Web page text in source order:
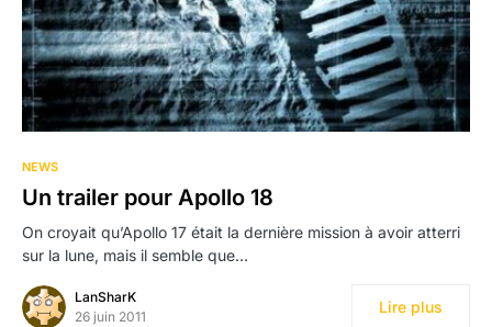
NEWS
Un trailer pour Apollo 18
On croyait qu’Apollo 17 était la dernière mission à avoir atterri
sur la lune, mais il semble que…
LanSharK
26 juin 2011
Lire plus